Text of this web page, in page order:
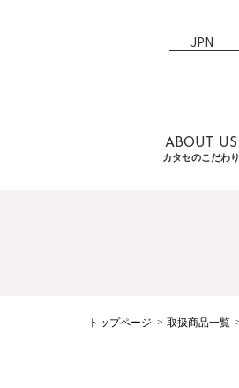
JPN
ABOUT US
カタセのこだわり
トップページ 取扱商品一覧